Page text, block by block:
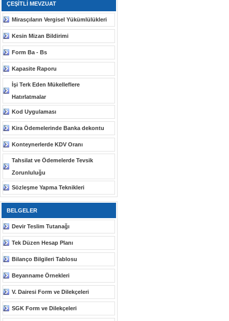
ÇEŞİTLİ MEVZUAT
Mirasçıların Vergisel Yükümlülükleri
Kesin Mizan Bildirimi
Form Ba - Bs
Kapasite Raporu
İşi Terk Eden Mükelleflere
Hatırlatmalar
Kod Uygulaması
Kira Ödemelerinde Banka dekontu
Konteynerlerde KDV Oranı
Tahsilat ve Ödemelerde Tevsik
Zorunluluğu
Sözleşme Yapma Teknikleri
BELGELER
Devir Teslim Tutanağı
Tek Düzen Hesap Planı
Bilanço Bilgileri Tablosu
Beyanname Örnekleri
V. Dairesi Form ve Dilekçeleri
SGK Form ve Dilekçeleri